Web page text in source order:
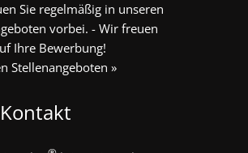
Sie regelmäßig in unseren
vorbei. - Wir freuen
Ihre Bewerbung!
Stellenangeboten »